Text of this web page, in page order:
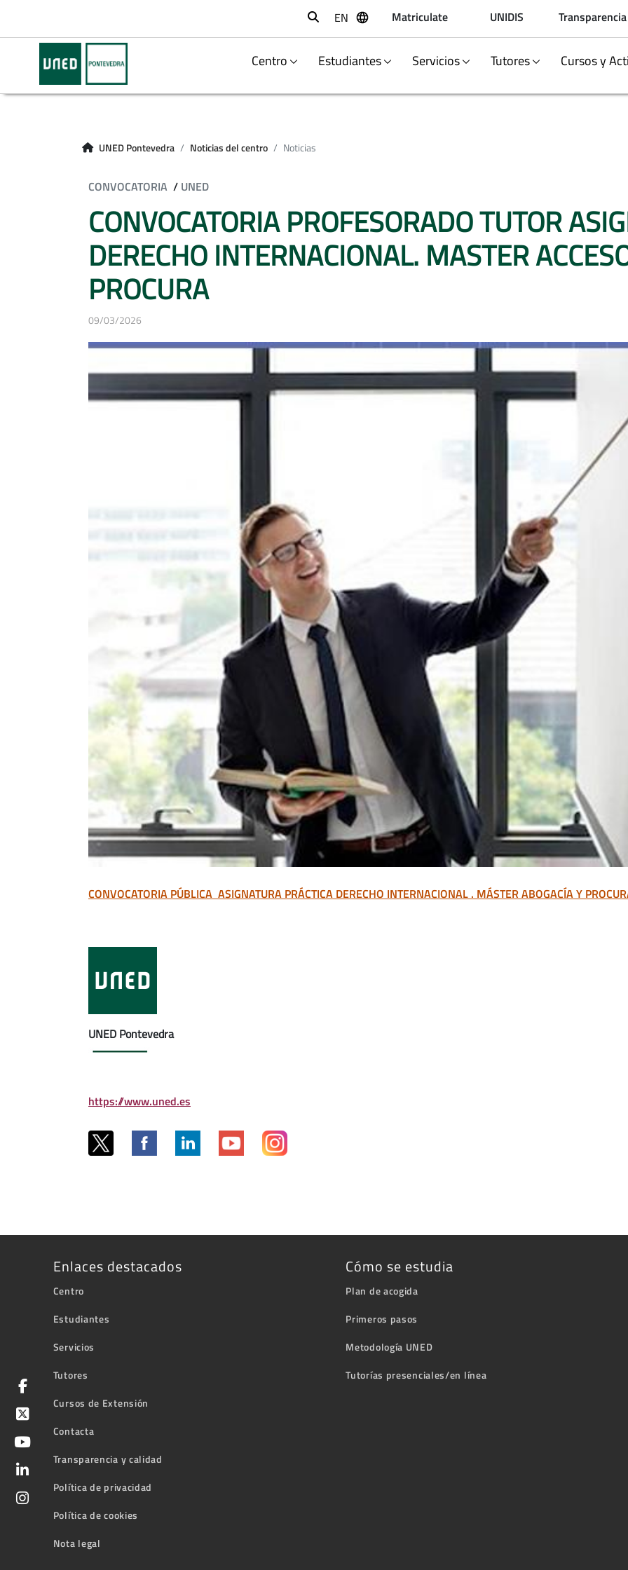
Buscar
EN Matriculate UNIDIS
Centro Estudiantes Servicios Tutores Cursos y
UNED Pontevedra Noticias del centro Noticias
CONVOCATORIA / UNED
CONVOCATORIA PROFESORADO TUTOR
DERECHO INTERNACIONAL. MASTER
PROCURA
09/03/2026
CONVOCATORIA PÚBLICA ASIGNATURA PRÁCTICA DERECHO INTERNACIONAL . MÁSTER ABOGACÍA Y
UNED Pontevedra
https://www.uned.es
Enlaces destacados
Centro
Estudiantes
Servicios
Tutores
Cursos de Extensión
Contacta
Transparencia y calidad
Política de privacidad
Política de cookies
Nota legal
Cómo se estudia
Plan de acogida
Primeros pasos
Metodología UNED
Tutorías presenciales/en línea